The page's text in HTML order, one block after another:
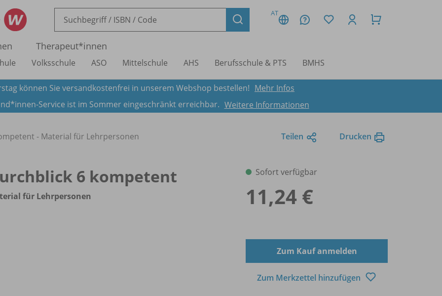
AT
Therapeut*innen
Volksschule ASO Mittelschule AHS Berufsschule & PTS BMHS
können Sie versandkostenfrei in unserem Webshop bestellen! Mehr Infos
Service ist im Sommer eingeschränkt erreichbar. Weitere Informationen
- Material für Lehrpersonen Teilen Drucken
6 kompetent
für Lehrpersonen
Sofort verfügbar
11,24 €
Zum Kauf anmelden
Zum Merkzettel hinzufügen